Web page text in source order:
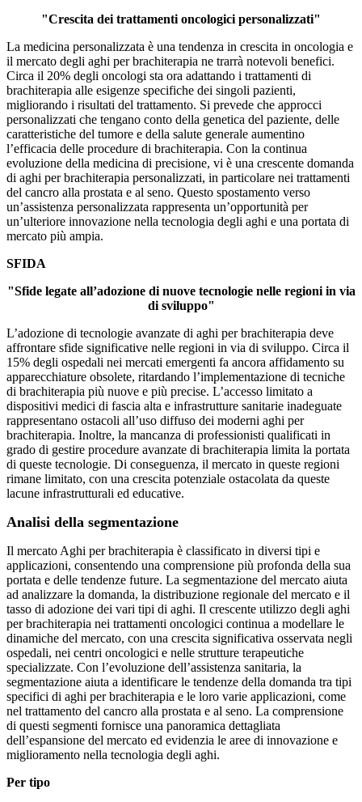
"Crescita dei trattamenti oncologici personalizzati"
La medicina personalizzata è una tendenza in crescita in oncologia e
il mercato degli aghi per brachiterapia ne trarrà notevoli benefici.
Circa il 20% degli oncologi sta ora adattando i trattamenti di
brachiterapia alle esigenze specifiche dei singoli pazienti,
migliorando i risultati del trattamento. Si prevede che approcci
personalizzati che tengano conto della genetica del paziente, delle
caratteristiche del tumore e della salute generale aumentino
l’efficacia delle procedure di brachiterapia. Con la continua
evoluzione della medicina di precisione, vi è una crescente domanda
di aghi per brachiterapia personalizzati, in particolare nei trattamenti
del cancro alla prostata e al seno. Questo spostamento verso
un’assistenza personalizzata rappresenta un’opportunità per
un’ulteriore innovazione nella tecnologia degli aghi e una portata di
mercato più ampia.
SFIDA
"Sfide legate all’adozione di nuove tecnologie nelle regioni in via
di sviluppo"
L’adozione di tecnologie avanzate di aghi per brachiterapia deve
affrontare sfide significative nelle regioni in via di sviluppo. Circa il
15% degli ospedali nei mercati emergenti fa ancora affidamento su
apparecchiature obsolete, ritardando l’implementazione di tecniche
di brachiterapia più nuove e più precise. L’accesso limitato a
dispositivi medici di fascia alta e infrastrutture sanitarie inadeguate
rappresentano ostacoli all’uso diffuso dei moderni aghi per
brachiterapia. Inoltre, la mancanza di professionisti qualificati in
grado di gestire procedure avanzate di brachiterapia limita la portata
di queste tecnologie. Di conseguenza, il mercato in queste regioni
rimane limitato, con una crescita potenziale ostacolata da queste
lacune infrastrutturali ed educative.
Analisi della segmentazione
Il mercato Aghi per brachiterapia è classificato in diversi tipi e
applicazioni, consentendo una comprensione più profonda della sua
portata e delle tendenze future. La segmentazione del mercato aiuta
ad analizzare la domanda, la distribuzione regionale del mercato e il
tasso di adozione dei vari tipi di aghi. Il crescente utilizzo degli aghi
per brachiterapia nei trattamenti oncologici continua a modellare le
dinamiche del mercato, con una crescita significativa osservata negli
ospedali, nei centri oncologici e nelle strutture terapeutiche
specializzate. Con l’evoluzione dell’assistenza sanitaria, la
segmentazione aiuta a identificare le tendenze della domanda tra tipi
specifici di aghi per brachiterapia e le loro varie applicazioni, come
nel trattamento del cancro alla prostata e al seno. La comprensione
di questi segmenti fornisce una panoramica dettagliata
dell’espansione del mercato ed evidenzia le aree di innovazione e
miglioramento nella tecnologia degli aghi.
Per tipo